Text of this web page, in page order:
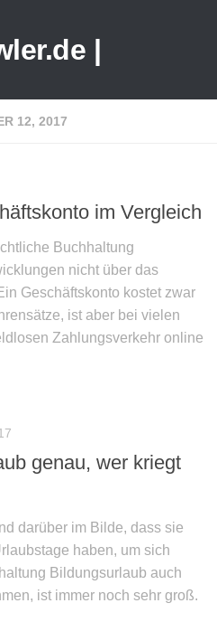
|
12, 2017
im Vergleich
Buchhaltung
nicht über das
Geschäftskonto kostet zwar
ist aber bei vielen
Zahlungsverkehr online
genau, wer kriegt
darüber im Bilde, dass sie
haben, um sich
Bildungsurlaub auch
ist immer noch sehr groß.